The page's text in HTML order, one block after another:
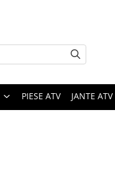
PIESE ATV JANTE ATV